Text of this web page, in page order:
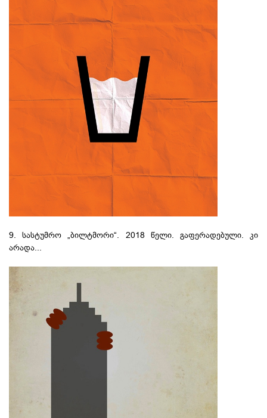
9. სასტუმრო „ბილტმორი“. 2018 წელი. გაფერადებული. კი
არადა...